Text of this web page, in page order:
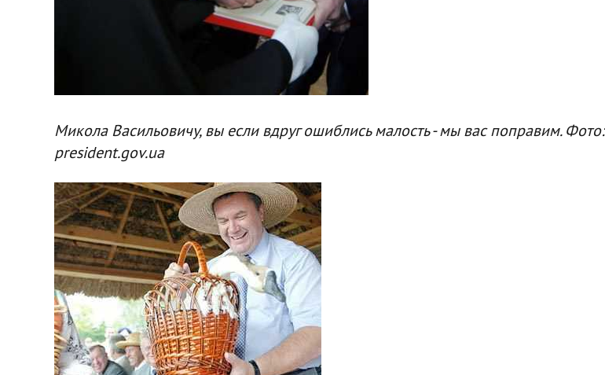
Микола Васильовичу, вы если вдруг ошиблись малость - мы вас поправим. Фото:
president.gov.ua